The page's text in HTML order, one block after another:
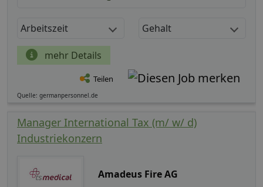
Arbeitszeit Gehalt
mehr Details
Teilen
Quelle: germanpersonnel.de
Manager International Tax (m/ w/ d)
Industriekonzern
Amadeus Fire AG